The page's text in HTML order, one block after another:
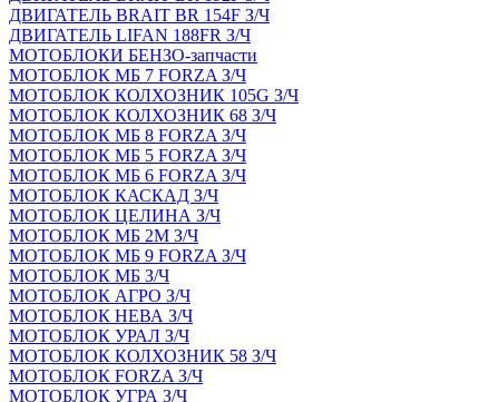
ДВИГАТЕЛЬ BRAIT BR 154F З/Ч
ДВИГАТЕЛЬ LIFAN 188FR З/Ч
МОТОБЛОКИ БЕНЗО-запчасти
МОТОБЛОК МБ 7 FORZA З/Ч
МОТОБЛОК КОЛХОЗНИК 105G З/Ч
МОТОБЛОК КОЛХОЗНИК 68 З/Ч
МОТОБЛОК МБ 8 FORZA З/Ч
МОТОБЛОК МБ 5 FORZA З/Ч
МОТОБЛОК МБ 6 FORZA З/Ч
МОТОБЛОК КАСКАД З/Ч
МОТОБЛОК ЦЕЛИНА З/Ч
МОТОБЛОК МБ 2М З/Ч
МОТОБЛОК МБ 9 FORZA З/Ч
МОТОБЛОК МБ З/Ч
МОТОБЛОК АГРО З/Ч
МОТОБЛОК НЕВА З/Ч
МОТОБЛОК УРАЛ З/Ч
МОТОБЛОК КОЛХОЗНИК 58 З/Ч
МОТОБЛОК FORZA З/Ч
МОТОБЛОК УГРА З/Ч